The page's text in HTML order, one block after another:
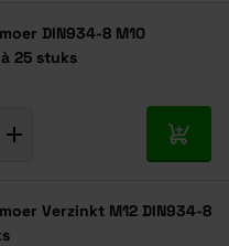
DIN934-8 M10
25 stuks
In
Verzinkt M12 DIN934-8